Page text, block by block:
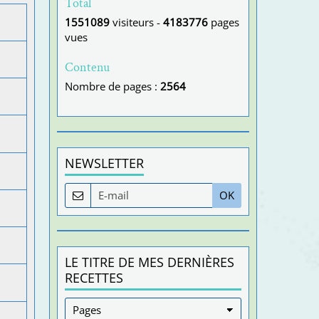
1551089visiteurs - 4183776pages
vues
Contenu
Nombre de pages : 2564
NEWSLETTER
OK
LE TITRE DE MES DERNIÈRES
RECETTES